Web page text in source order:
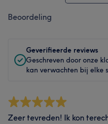
Beoordeling
Geverifieerde reviews
Geschreven door onze
kan verwachten bij elke
Zeer tevreden! Ik kon